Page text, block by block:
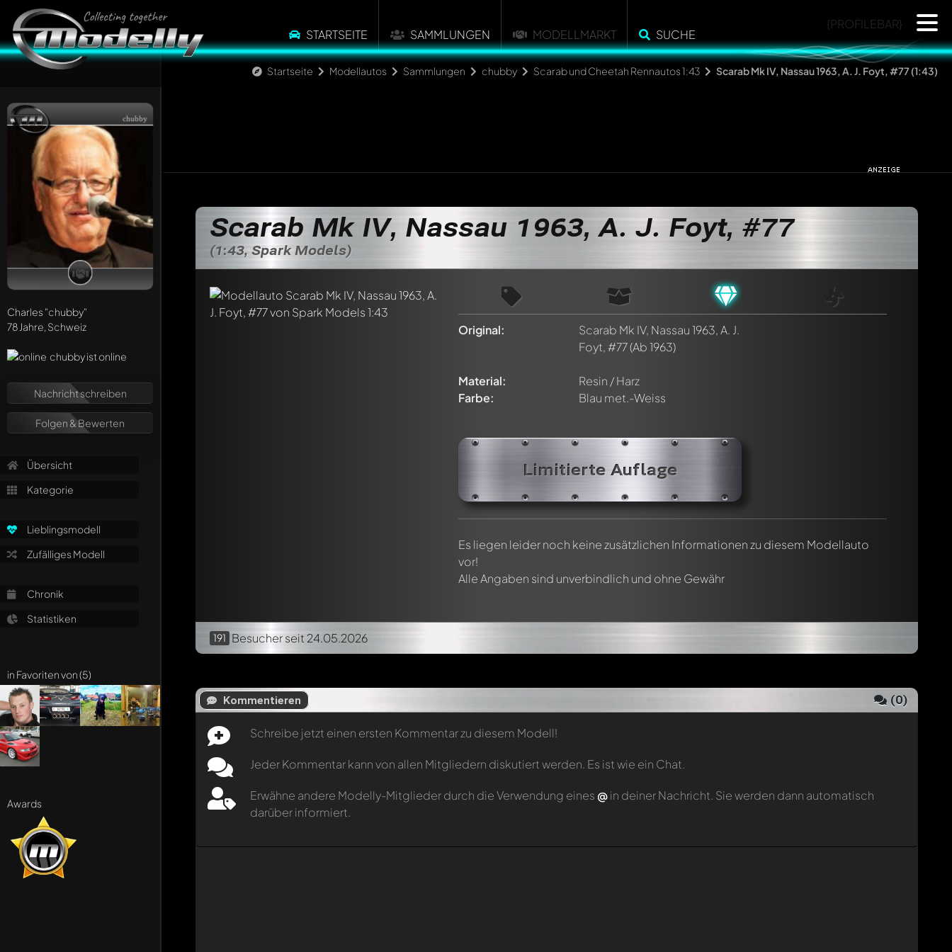
STARTSEITE SAMMLUNGEN MODELLMARKT SUCHE
{PROFILEBAR}
Startseite Modellautos Sammlungen chubby Scarab und Cheetah Rennautos 1:43 Scarab Mk IV, Nassau 1963, A. J. Foyt, #77 (1:43)
chubby
Charles "chubby"
78 Jahre, Schweiz
chubby ist online
Nachricht schreiben
Folgen & Bewerten
Übersicht
Kategorie
Lieblingsmodell
Zufälliges Modell
Chronik
Statistiken
in Favoriten von (5)
Awards
Scarab Mk IV, Nassau 1963, A. J. Foyt, #77
(1:43, Spark Models)
Original:
Scarab Mk IV, Nassau 1963, A. J.
Foyt, #77(Ab 1963)
Material:
Resin / Harz
Farbe:
Blau met.-Weiss
Limitierte Auflage
Es liegen leider noch keine zusätzlichen Informationen zu diesem Modellauto
vor!
Alle Angaben sind unverbindlich und ohne Gewähr
191 Besucherseit 24.05.2026
Kommentieren (0)
Schreibe jetzt einen ersten Kommentar zu diesem Modell!
Jeder Kommentar kann von allen Mitgliedern diskutiert werden. Es ist wie ein Chat.
Erwähne andere Modelly-Mitglieder durch die Verwendung eines @in deiner Nachricht. Sie werden dann automatisch
darüber informiert.
Schreibe jetzt einen ersten Kommentar zu diesem Modell!
Jeder Kommentar kann von allen Mitgliedern diskutiert werden. Es ist wie ein Chat.
Erwähne andere Modelly-Mitglieder durch die Verwendung eines
in deiner Nachricht. Sie werden dann automatisch darüber informiert.